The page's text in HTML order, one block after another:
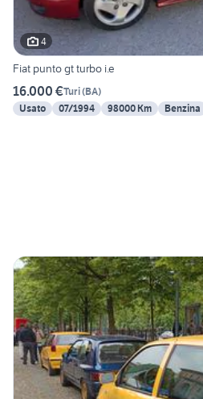
4
Fiat punto gt turbo i.e
16.000 €Turi(BA)
Usato
07/1994 98000 Km Benzina